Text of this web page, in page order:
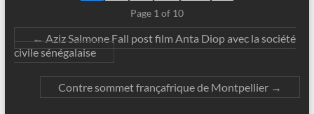
Page 1 of 10
←Aziz Salmone Fall post film Anta Diop avec la société
civile sénégalaise
Contre sommet françafrique de Montpellier →